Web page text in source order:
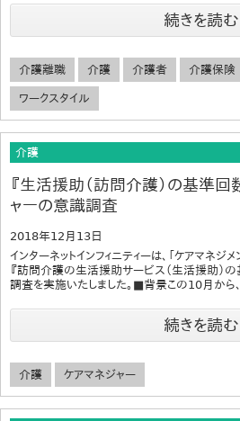
続きを読む
介護離職 介護 介護者 介護保険
ワークスタイル
介護
『生活援助（訪問介護）の基準回
ャーの意識調査
2018年12月13日
インターネットインフィニティーは、「ケアマネジ
『訪問介護の生活援助サービス（生活援助）の
調査を実施いたしました。■背景この10月から
続きを読む
介護 ケアマネジャー